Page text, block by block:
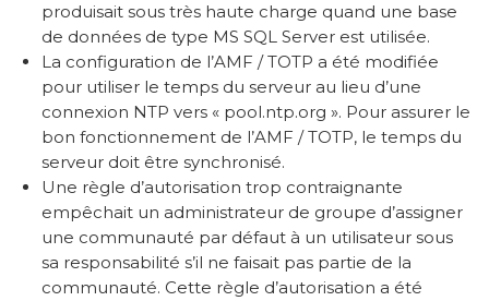
produisait sous très haute charge quand une base
de données de type MS SQL Server est utilisée.
La configuration de l’AMF / TOTP a été modifiée
pour utiliser le temps du serveur au lieu d’une
connexion NTP vers « pool.ntp.org ». Pour assurer le
bon fonctionnement de l’AMF / TOTP, le temps du
serveur doit être synchronisé.
Une règle d’autorisation trop contraignante
empêchait un administrateur de groupe d’assigner
une communauté par défaut à un utilisateur sous
sa responsabilité s’il ne faisait pas partie de la
communauté. Cette règle d’autorisation a été